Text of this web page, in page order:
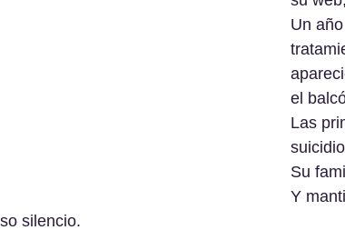
Un
el
Las
Su
Y
silencio.